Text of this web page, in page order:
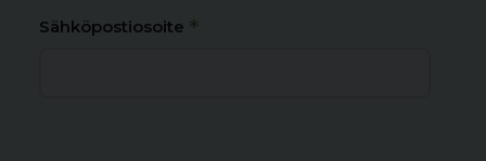
Sähköpostiosoite *